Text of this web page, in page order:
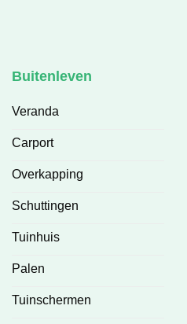
Buitenleven
Veranda
Carport
Overkapping
Schuttingen
Tuinhuis
Palen
Tuinschermen